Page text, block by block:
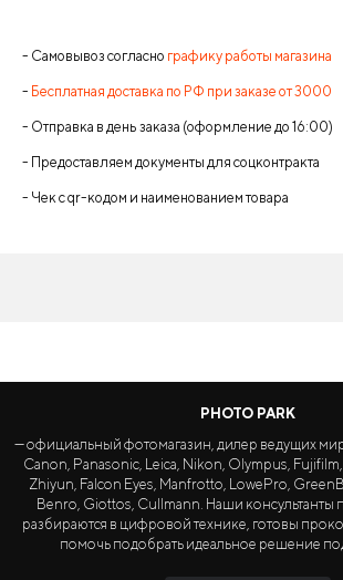
- Самовывоз согласно графику работы магазина
- Бесплатная доставка по РФ при заказе от 3000
- Отправка в день заказа (оформление до 16:00)
- Предоставляем документы для соцконтракта
- Чек с qr-кодом и наименованием товара
PHOTO PARK
— официальный фотомагазин, дилер ведущих
Canon, Panasonic, Leica, Nikon, Olympus,
Zhiyun, Falcon Eyes, Manfrotto, LowePro,
Benro, Giottos, Cullmann. Наши консультанты
разбираются в цифровой технике, готовы
помочь подобрать идеальное решение